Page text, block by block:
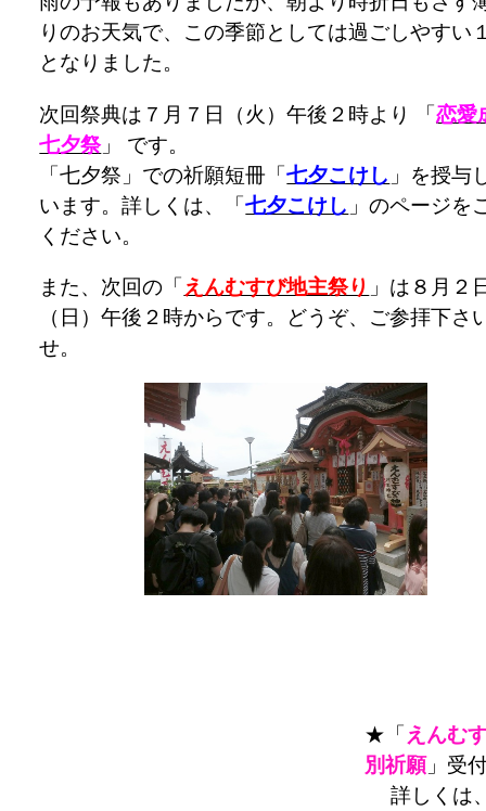
りのお天気で、この季節としては過ごしやすい
となりました。
次回祭典は７月７日（火）午後２時より 「恋愛
七夕祭」 です。
「七夕祭」での祈願短冊「七夕こけし 」を授与
います。詳しくは、「七夕こけし 」のページを
ください。
また、次回の「 えんむすび地主祭り 」は８月２
（日）午後２時からです。どうぞ、ご参拝下さ
せ。
★「 えんむ
別祈願」受
詳しくは